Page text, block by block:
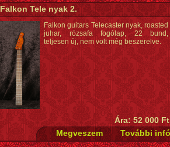
Falkon Tele nyak 2.
Falkon guitars Telecaster nyak, roasted
juhar, rózsafa fogólap, 22 bund,
teljesen új, nem volt még beszerelve.
Ára: 52 000 Ft